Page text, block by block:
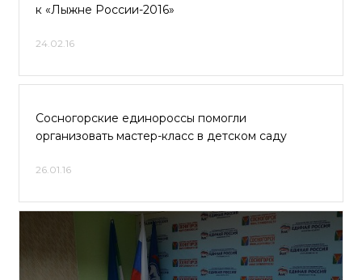
к «Лыжне России-2016»
24.02.16
Сосногорские единороссы помогли
организовать мастер-класс в детском саду
26.01.16